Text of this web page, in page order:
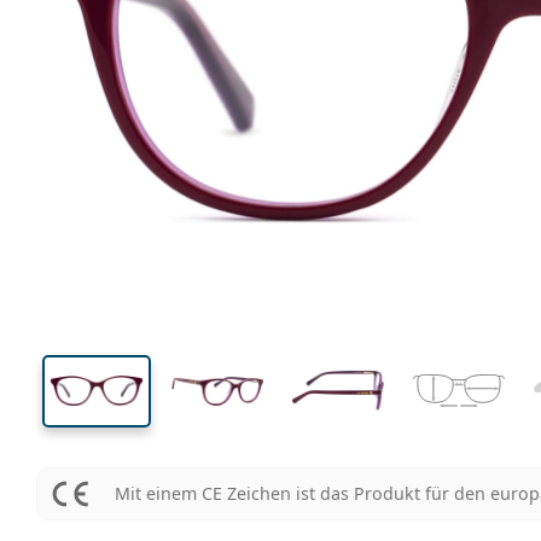
40 mm
Glashöhe Glasbreite
Glasbreite
Mit einem CE Zeichen ist das Produkt für den